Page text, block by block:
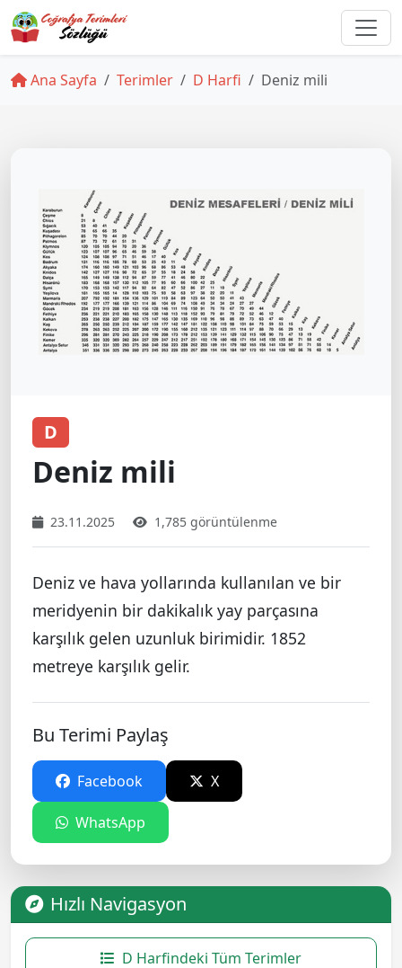
Ana Sayfa Terimler D Harfi Deniz mili
D
Deniz mili
23.11.2025 1,785 görüntülenme
Deniz ve hava yollarında kullanılan ve bir
meridyenin bir dakikalık yay parçasına
karşılık gelen uzunluk birimidir. 1852
metreye karşılık gelir.
Bu Terimi Paylaş
Facebook X
WhatsApp
Hızlı Navigasyon
D Harfindeki Tüm Terimler